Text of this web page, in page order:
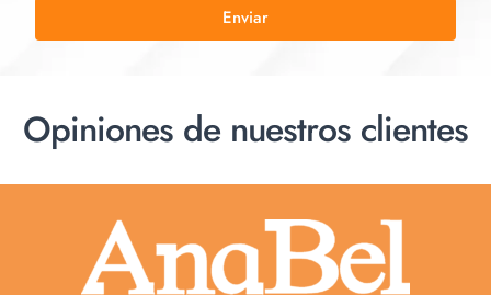
Enviar
Opiniones de nuestros clientes